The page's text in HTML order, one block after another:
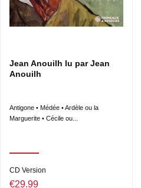
Jean Anouilh lu par Jean
Anouilh
Antigone • Médée • Ardèle ou la
Marguerite • Cécile ou...
CD Version
€29.99